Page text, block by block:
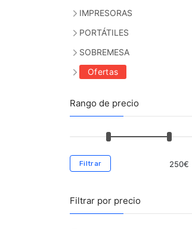
IMPRESORAS
PORTÁTILES
SOBREMESA
Ofertas
Rango de precio
Filtrar 250€
Filtrar por precio